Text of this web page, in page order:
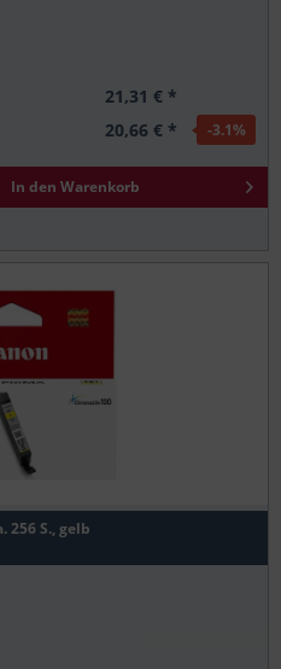
21,31 € *
20,66 € * -3.1%
In den Warenkorb
256 S., gelb